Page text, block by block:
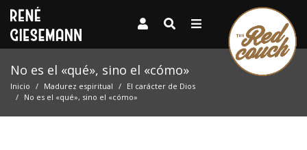
No es el «qué», sino el «cómo»
Inicio Madurez espiritual
El carácter de Dios
No es el «qué», sino el «cómo»